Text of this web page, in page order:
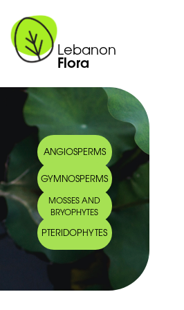
Lebanon
Flora
ANGIOSPERMS
GYMNOSPERMS
MOSSES AND
BRYOPHYTES
PTERIDOPHYTES